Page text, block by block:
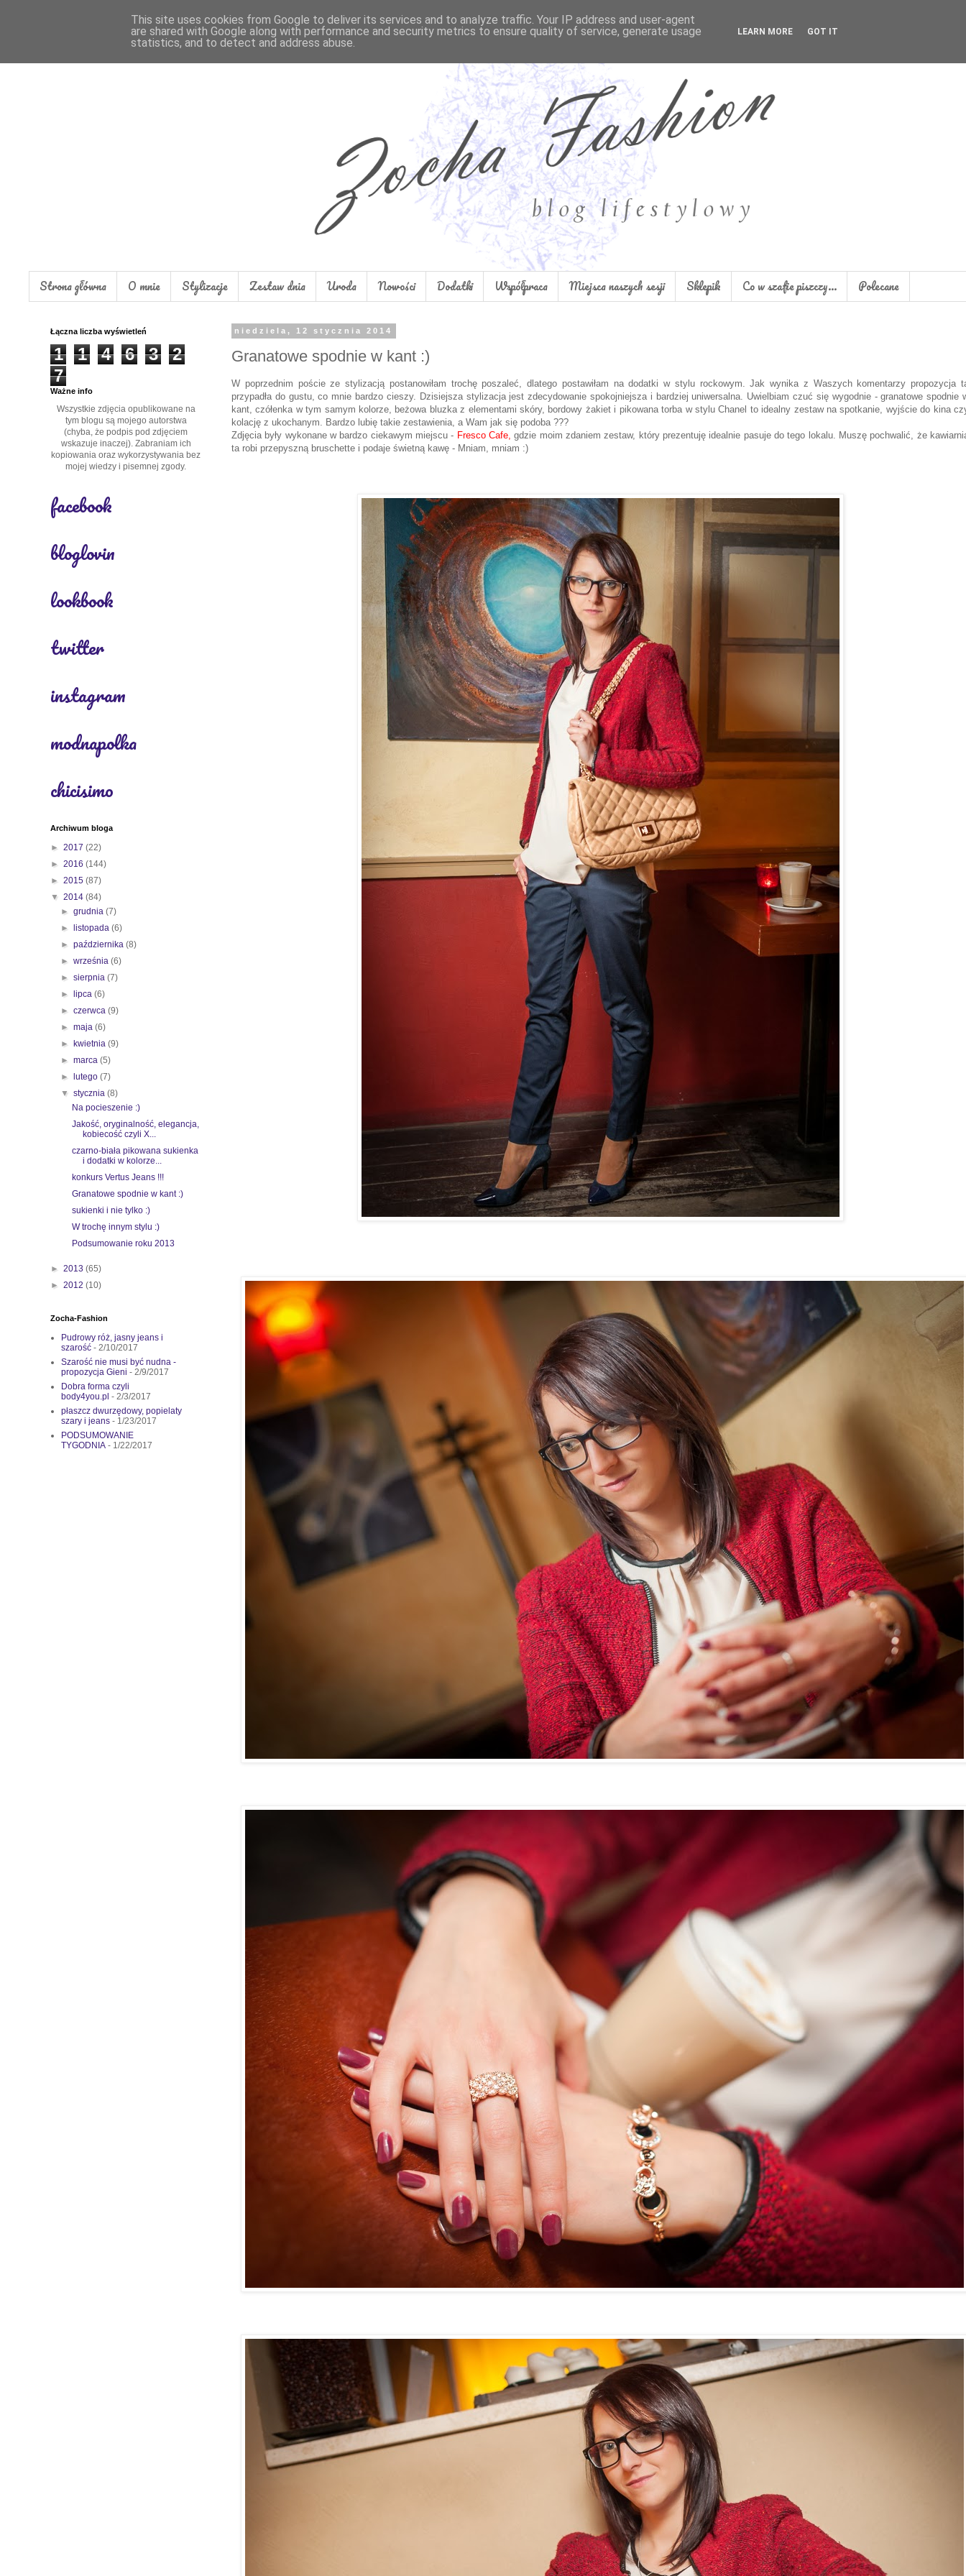
Strona główna O mnie Stylizacje Zestaw dnia Uroda Nowości Dodatki Współpraca Miejsca naszych sesji Sklepik Co w szafie piszczy... Polecane
niedziela, 12 stycznia 2014
Granatowe spodnie w kant :)
W poprzednim poście ze stylizacją postanowiłam trochę poszaleć, dlatego postawiłam na dodatki w stylu rockowym. Jak wynika z Waszych komentarzy propozycja
przypadła do gustu, co mnie bardzo cieszy. Dzisiejsza stylizacja jest zdecydowanie spokojniejsza i bardziej uniwersalna. Uwielbiam czuć się wygodnie - granatowe spodnie
kant, czółenka w tym samym kolorze, beżowa bluzka z elementami skóry, bordowy żakiet i pikowana torba w stylu Chanel to idealny zestaw na spotkanie, wyjście do kina
kolację z ukochanym. Bardzo lubię takie zestawienia, a Wam jak się podoba ???
Zdjęcia były wykonane w bardzo ciekawym miejscu - Fresco Cafe,gdzie moim zdaniem zestaw, który prezentuję idealnie pasuje do tego lokalu. Muszę pochwalić, że
ta robi przepyszną bruschette i podaje świetną kawę - Mniam, mniam :)
Łączna liczba wyświetleń
1 1 4 6 3
2
7
Ważne info
Wszystkie zdjęcia opublikowane na
tym blogu są mojego autorstwa
(chyba, że podpis pod zdjęciem
wskazuje inaczej). Zabraniam ich
kopiowania oraz wykorzystywania bez
mojej wiedzy i pisemnej zgody.
facebook
bloglovin
lookbook
twitter
instagram
modnapolka
chicisimo
Archiwum bloga
► 2017 (22)
► 2016 (144)
► 2015 (87)
▼ 2014 (84)
►grudnia(7)
►listopada(6)
►października(8)
►września(6)
►sierpnia(7)
►lipca(6)
►czerwca(9)
►maja(6)
►kwietnia(9)
►marca(5)
►lutego(7)
▼stycznia(8)
Na pocieszenie :)
Jakość, oryginalność, elegancja,
kobiecość czyli X...
czarno-biała pikowana sukienka
i dodatki w kolorze...
konkurs Vertus Jeans !!!
Granatowe spodnie w kant :)
sukienki i nie tylko :)
W trochę innym stylu :)
Podsumowanie roku 2013
► 2013 (65)
► 2012 (10)
Zocha-Fashion
Pudrowy róż, jasny jeans i
szarość - 2/10/2017
Szarość nie musi być nudna -
propozycja Gieni - 2/9/2017
Dobra forma czyli
body4you.pl - 2/3/2017
płaszcz dwurzędowy, popielaty
szary i jeans - 1/23/2017
PODSUMOWANIE
TYGODNIA - 1/22/2017
This site uses cookies from Google to deliver its services and to analyze traffic. Your IP address and user-agent
are shared with Google along with performance and security metrics to ensure quality of service, generate usage
statistics, and to detect and address abuse.
LEARN MORE GOT IT